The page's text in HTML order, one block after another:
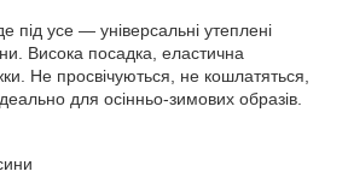
під усе — універсальні утеплені
Висока посадка, еластична
Не просвічуються, не кошлатяться,
для осінньо-зимових образів.